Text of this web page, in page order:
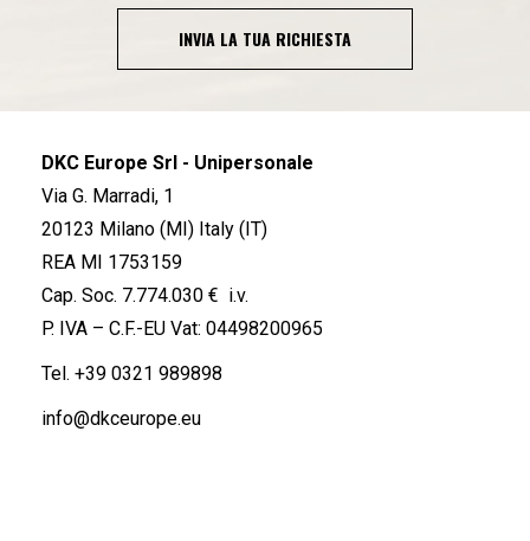
INVIA LA TUA RICHIESTA
DKC Europe Srl - Unipersonale
Via G. Marradi, 1
20123 Milano (MI) Italy (IT)
REA MI 1753159
Cap. Soc. 7.774.030 € i.v.
P. IVA – C.F.-EU Vat: 04498200965
Tel. +39 0321 989898
info@dkceurope.eu